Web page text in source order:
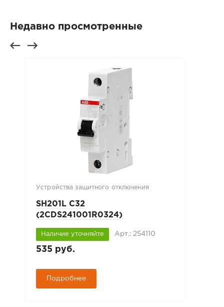
Недавно просмотренные
Устройства защитного отключения
SH201L C32
(2CDS241001R0324)
Наличие уточняйте Арт.: 254110
535 руб.
Подробнее